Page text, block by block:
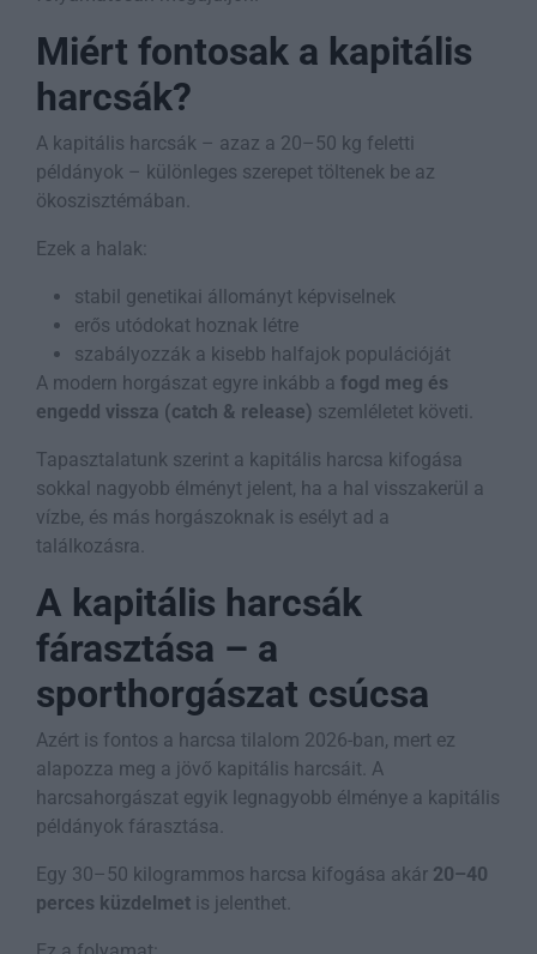
Miért fontosak a kapitális
harcsák?
A kapitális harcsák – azaz a 20–50 kg feletti
példányok – különleges szerepet töltenek be az
ökoszisztémában.
Ezek a halak:
stabil genetikai állományt képviselnek
erős utódokat hoznak létre
szabályozzák a kisebb halfajok populációját
A modern horgászat egyre inkább a fogd meg és
engedd vissza (catch & release) szemléletet követi.
Tapasztalatunk szerint a kapitális harcsa kifogása
sokkal nagyobb élményt jelent, ha a hal visszakerül a
vízbe, és más horgászoknak is esélyt ad a
találkozásra.
A kapitális harcsák
fárasztása – a
sporthorgászat csúcsa
Azért is fontos a harcsa tilalom 2026-ban, mert ez
alapozza meg a jövő kapitális harcsáit. A
harcsahorgászat egyik legnagyobb élménye a kapitális
példányok fárasztása.
Egy 30–50 kilogrammos harcsa kifogása akár 20–40
perces küzdelmet is jelenthet.